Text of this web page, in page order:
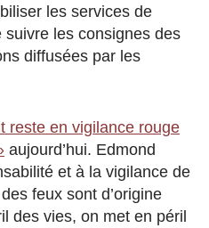
les services de
les consignes des
diffusées par les
reste en vigilance rouge
aujourd’hui. Edmond
et à la vigilance de
feux sont d’origine
des vies, on met en péril